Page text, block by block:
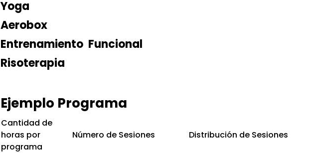
Yoga
Aerobox
Entrenamiento Funcional
Risoterapia
Ejemplo Programa
Cantidad de
horas por
programa
Número de Sesiones Distribución de Sesiones